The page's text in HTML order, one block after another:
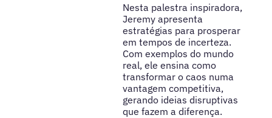
Nesta palestra inspiradora,
Jeremy apresenta
estratégias para prosperar
em tempos de incerteza.
Com exemplos do mundo
real, ele ensina como
transformar o caos numa
vantagem competitiva,
gerando ideias disruptivas
que fazem a diferença.